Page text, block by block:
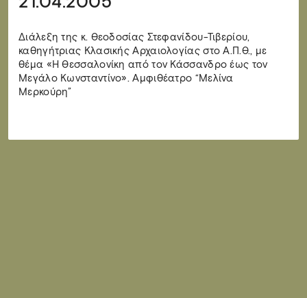
Διάλεξη της κ. Θεοδοσίας Στεφανίδου-Τιβερίου,
καθηγήτριας Κλασικής Αρχαιολογίας στο Α.Π.Θ., με
θέμα «Η Θεσσαλονίκη από τον Κάσσανδρο έως τον
Μεγάλο Κωνσταντίνο». Αμφιθέατρο “Μελίνα
Μερκούρη”